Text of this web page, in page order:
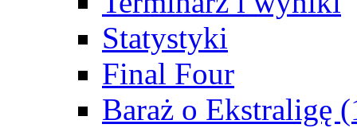
Statystyki
Final Four
Baraż o Ekstraligę